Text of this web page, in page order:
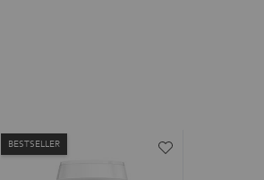
BESTSELLER